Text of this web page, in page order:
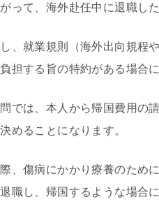
って、海外赴任中に退職し
、就業規則（海外出向規程
担する旨の特約がある場合
では、本人から帰国費用の
めることになります。
、傷病にかかり療養のため
職し、帰国するような場合